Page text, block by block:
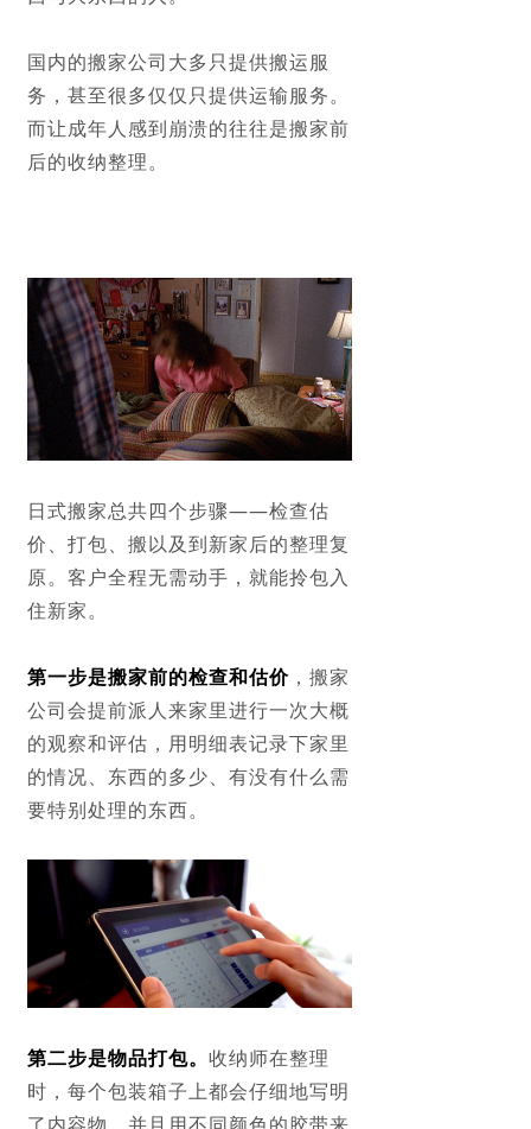
国内的搬家公司大多只提供搬运服
务，甚至很多仅仅只提供运输服务。
而让成年人感到崩溃的往往是搬家前
后的收纳整理。
日式搬家总共四个步骤——检查估
价、打包、搬以及到新家后的整理复
原。客户全程无需动手，就能拎包入
住新家。
第一步是搬家前的检查和估价 ，搬家
公司会提前派人来家里进行一次大概
的观察和评估，用明细表记录下家里
的情况、东西的多少、有没有什么需
要特别处理的东西。
第二步是物品打包。 收纳师在整理
时，每个包装箱子上都会仔细地写明